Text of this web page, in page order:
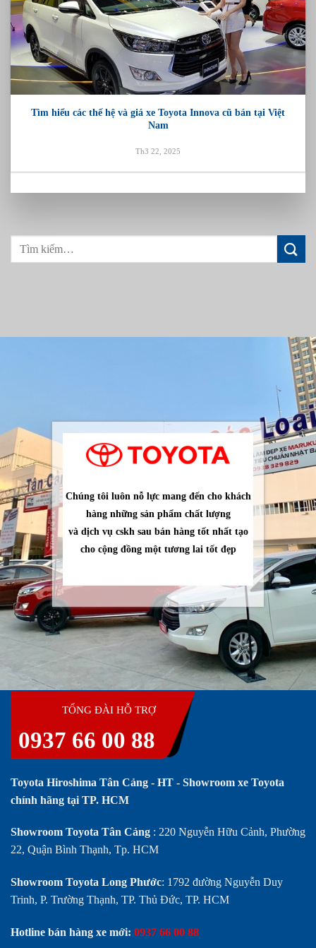
Tìm hiểu các thế hệ và giá xe Toyota Innova cũ bán tại Việt
Nam
Th3 22, 2025
Chúng tôi luôn nỗ lực mang đến cho khách
hàng những sản phẩm chất lượng
và dịch vụ cskh sau bán hàng tốt nhất tạo
cho cộng đồng một tương lai tốt đẹp
TỔNG ĐÀI HỖ TRỢ
0937 66 00 88
Toyota Hiroshima Tân Cảng - HT - Showroom xe Toyota
chính hãng tại TP. HCM
Showroom Toyota Tân Cảng : 220 Nguyễn Hữu Cảnh, Phường
22, Quận Bình Thạnh, Tp. HCM
Showroom Toyota Long Phước: 1792 đường Nguyễn Duy
Trinh, P. Trường Thạnh, TP. Thủ Đức, TP. HCM
Hotline bán hàng xe mới: 0937 66 00 88